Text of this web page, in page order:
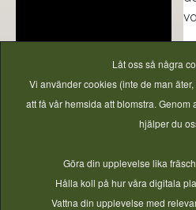
Låt oss så några
Vi använder cookies (inte de man
att få vår hemsida att blomstra. Genom
hjälper du
Göra din upplevelse lika
Hålla koll på hur våra digitala
Vattna din upplevelse med